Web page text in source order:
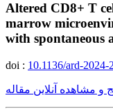
Altered CD8+ T
marrow
with spontaneous
doi : 10.1136/ard-2024-
و مشاهده آنلاین مقاله